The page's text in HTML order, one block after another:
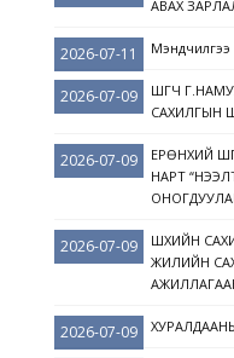
АВАХ
2026-07-11 Мэндчилгээ
2026-07-09
ШҮҮГЧ
САХИЛГЫН
2026-07-09
ЕРӨНХИЙ
НАРТ
2026-07-09
ШҮҮХИЙН
ЖИЛИЙН
2026-07-09